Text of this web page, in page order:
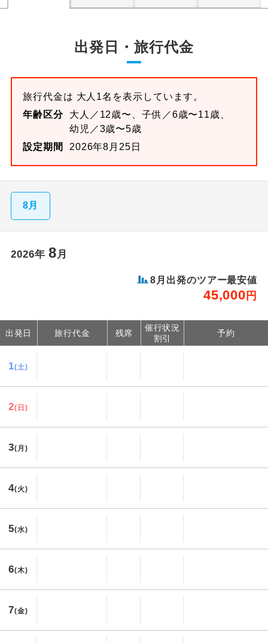
出発日・旅行代金
旅行代金は 大人1名を表示しています。
年齢区分
大人／12歳〜、子供／6歳〜11歳、
幼児／3歳〜5歳
設定期間
2026年8月25日
8月
2026年 8月
8 月出発のツアー最安値
45,000 円
出発日 旅行代金 残席
催行状況
割引
予約
1(土)
2(日)
3(月)
4(火)
5(水)
6(木)
7(金)